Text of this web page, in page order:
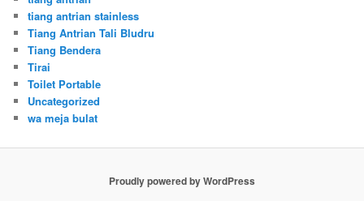
tiang antrian stainless
Tiang Antrian Tali Bludru
Tiang Bendera
Tirai
Toilet Portable
Uncategorized
wa meja bulat
Proudly powered by WordPress